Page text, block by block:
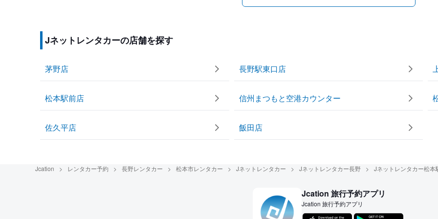
Jネットレンタカーの店舗を探す
茅野店 長野駅東口店
松本駅前店 信州まつもと空港カウンター
佐久平店 飯田店
Jcation レンタカー予約 長野レンタカー 松本市レンタカー Jネットレンタカー Jネットレンタカー長野 Jネットレンタカー松本
Jcation 旅行予約アプリ
Jcation 旅行予約アプリ